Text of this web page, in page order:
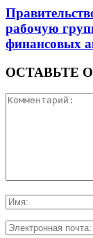
рабочую
финансовых
ОСТАВЬТЕ